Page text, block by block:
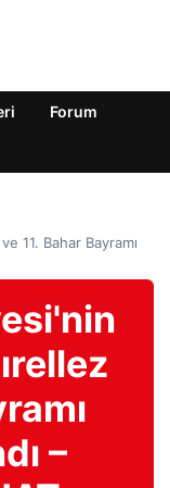
Forum
11. Bahar Bayramı
–